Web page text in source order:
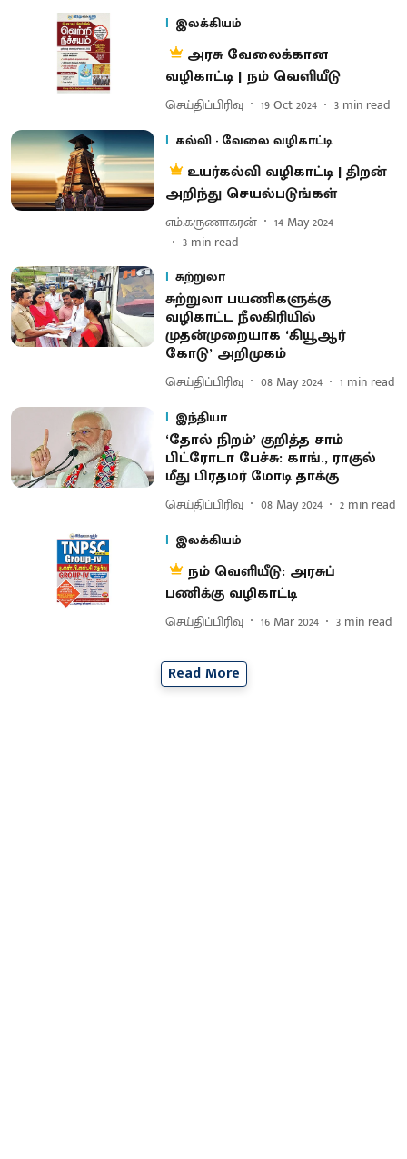
இலக்கியம்
அரசு வேலைக்கான
வழிகாட்டி | நம் வெளியீடு
செய்திப்பிரிவு 19 Oct 2024 3 min read
கல்வி - வேலை வழிகாட்டி
உயர்கல்வி வழிகாட்டி | திறன்
அறிந்து செயல்படுங்கள்
எம்.கருணாகரன்
14 May 2024
3 min read
சுற்றுலா
சுற்றுலா பயணிகளுக்கு
வழிகாட்ட நீலகிரியில்
முதன்முறையாக ‘கியூஆர்
கோடு’ அறிமுகம்
செய்திப்பிரிவு 08 May 2024 1 min read
இந்தியா
‘தோல் நிறம்’ குறித்த சாம்
பிட்ரோடா பேச்சு: காங்., ராகுல்
மீது பிரதமர் மோடி தாக்கு
செய்திப்பிரிவு 08 May 2024 2 min read
இலக்கியம்
நம் வெளியீடு: அரசுப்
பணிக்கு வழிகாட்டி
செய்திப்பிரிவு 16 Mar 2024 3 min read
Read More